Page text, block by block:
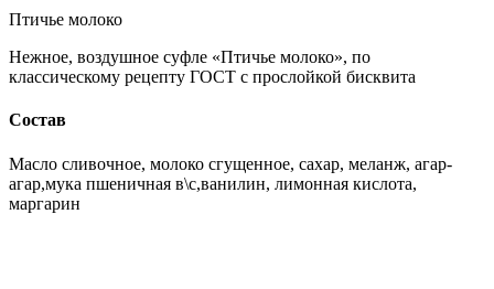
Птичье молоко
Нежное, воздушное суфле «Птичье молоко», по
классическому рецепту ГОСТ с прослойкой бисквита
Состав
Масло сливочное, молоко сгущенное, сахар, меланж, агар-
агар,мука пшеничная в\с,ванилин, лимонная кислота,
маргарин